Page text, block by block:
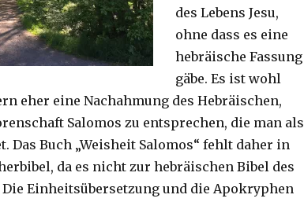
des Lebens Jesu,
ohne dass es eine
hebräische Fassung
gäbe. Es ist wohl
eher eine Nachahmung des Hebräischen,
Salomos zu entsprechen, die man als
Das Buch „Weisheit Salomos“ fehlt daher in
da es nicht zur hebräischen Bibel des
Einheitsübersetzung und die Apokryphen